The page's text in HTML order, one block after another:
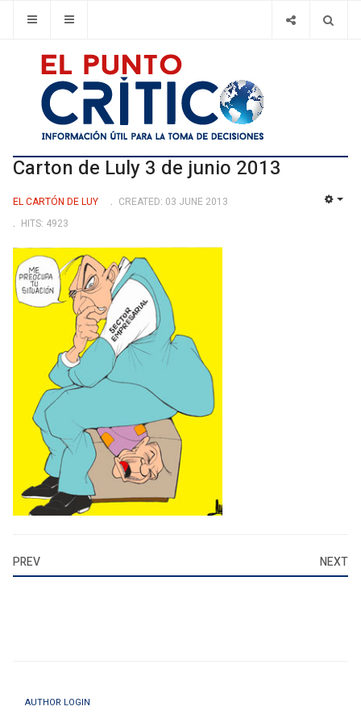
Carton de Luly 3 de junio 2013
EL CARTÓN DE LUY
CREATED: 03 JUNE 2013
HITS: 4923
PREV NEXT
AUTHOR LOGIN